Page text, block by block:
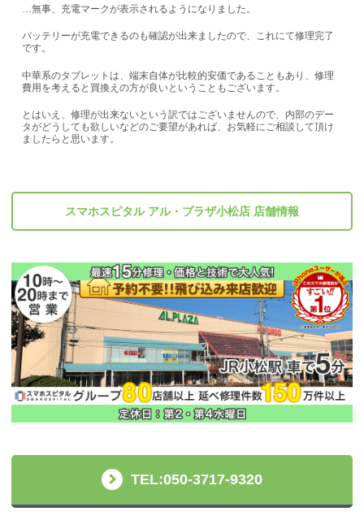
…無事、充電マークが表示されるようになりました。
バッテリーが充電できるのも確認が出来ましたので、これにて修理完了
です。
中華系のタブレットは、端末自体が比較的安価であることもあり、修理
費用を考えると買換えの方が良いということもございます。
とはいえ、修理が出来ないという訳ではございませんので、内部のデー
タがどうしても欲しいなどのご要望があれば、お気軽にご相談して頂け
ましたらと思います。
スマホスピタル アル・プラザ小松店 店舗情報
TEL:050-3717-9320